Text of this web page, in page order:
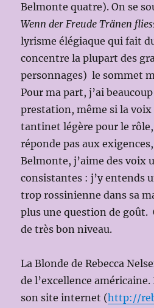
Belmonte quatre). On se
Wenn der Freude Tränen
lyrisme élégiaque qui fait
concentre la plupart des
personnages) le sommet
Pour ma part, j’ai
prestation, même si la voix
tantinet légère pour le rôle,
réponde pas aux
Belmonte, j’aime des voix
consistantes : j’y entends
trop rossinienne dans sa
plus une question de goût.
de très bon niveau.
La Blonde de Rebecca
de l’excellence
son site internet (http://